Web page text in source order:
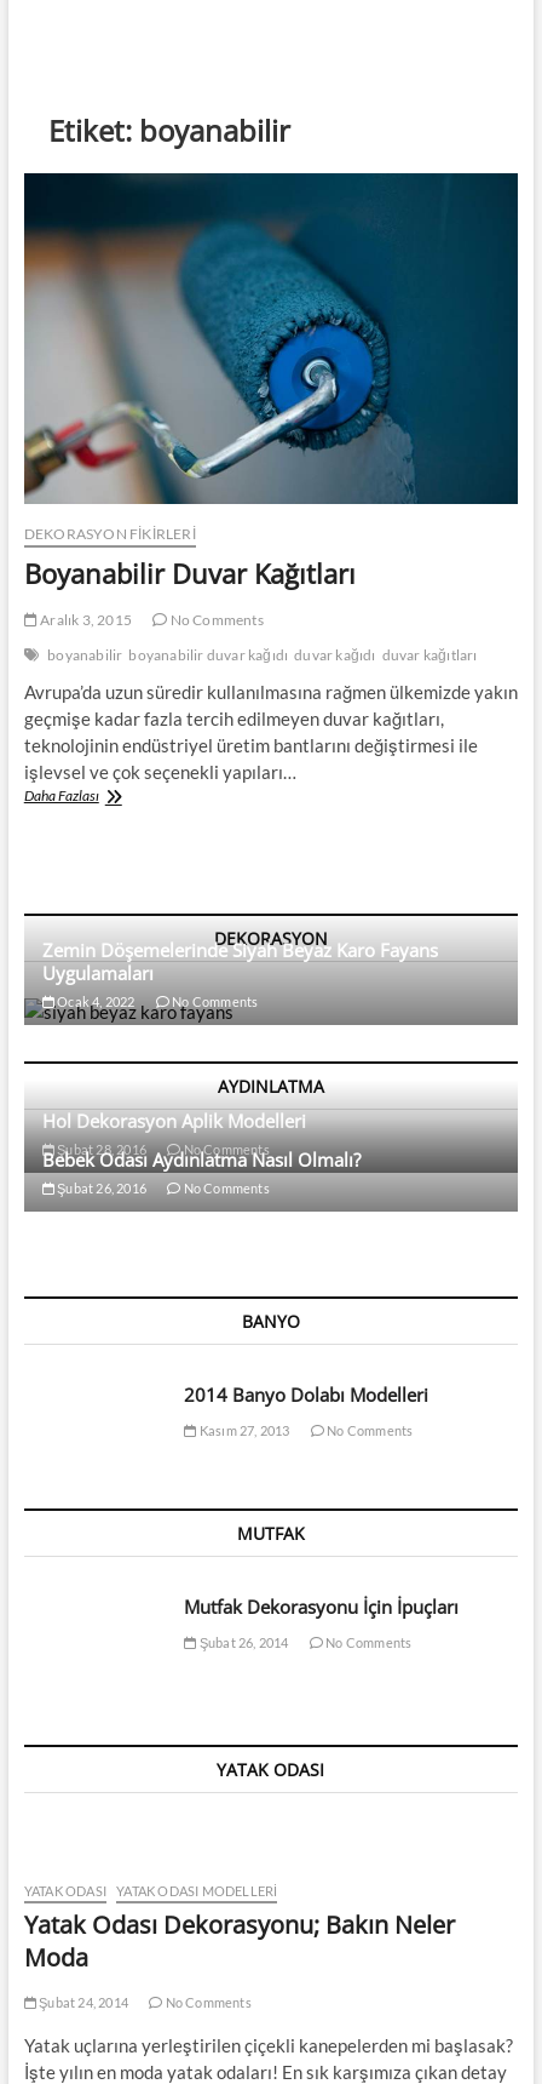
Etiket: boyanabilir
DEKORASYON FİKİRLERİ
Boyanabilir Duvar Kağıtları
Aralık 3, 2015
No Comments
boyanabilir boyanabilir duvar kağıdı duvar kağıdı duvar kağıtları
Avrupa’da uzun süredir kullanılmasına rağmen ülkemizde yakın
geçmişe kadar fazla tercih edilmeyen duvar kağıtları,
teknolojinin endüstriyel üretim bantlarını değiştirmesi ile
işlevsel ve çok seçenekli yapıları…
Daha FazlasıBoyanabilir
DEKORASYON
Zemin Döşemelerinde Siyah Beyaz Karo Fayans
Uygulamaları
Ocak 4, 2022 No Comments
AYDINLATMA
Hol Dekorasyon Aplik Modelleri
Şubat 28, 2016 No Comments
Bebek Odası Aydınlatma Nasıl Olmalı?
Şubat 26, 2016 No Comments
BANYO
2014 Banyo Dolabı Modelleri
Kasım 27, 2013 No Comments
MUTFAK
Mutfak Dekorasyonu İçin İpuçları
Şubat 26, 2014 No Comments
YATAK ODASI
YATAK ODASI YATAK ODASI MODELLERI
Yatak Odası Dekorasyonu; Bakın Neler
Moda
Şubat 24, 2014 No Comments
Yatak uçlarına yerleştirilen çiçekli kanepelerden mi başlasak?
İşte yılın en moda yatak odaları! En sık karşımıza çıkan detay